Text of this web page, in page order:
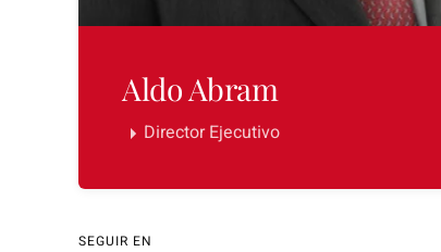
Aldo Abram
Director Ejecutivo
SEGUIR EN